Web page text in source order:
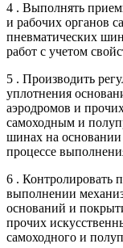
4 . Выполнять
и рабочих органов
пневматических
работ с учетом
5 . Производить
уплотнения
аэродромов и
самоходным и
шинах на основании
процессе
6 . Контролировать
выполнении
оснований и
прочих
самоходного и